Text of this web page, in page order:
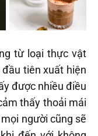
từ loại thực vật
tiên xuất hiện
được nhiều điều
thấy thoải mái
người cũng sẽ